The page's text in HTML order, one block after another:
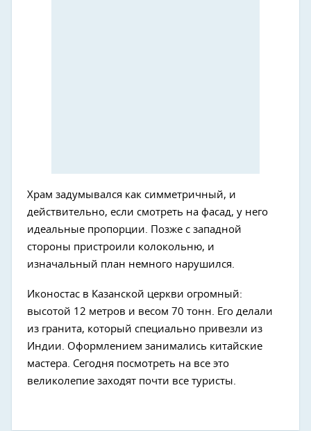
Храм задумывался как симметричный, и
действительно, если смотреть на фасад, у него
идеальные пропорции. Позже с западной
стороны пристроили колокольню, и
изначальный план немного нарушился.
Иконостас в Казанской церкви огромный:
высотой 12 метров и весом 70 тонн. Его делали
из гранита, который специально привезли из
Индии. Оформлением занимались китайские
мастера. Сегодня посмотреть на все это
великолепие заходят почти все туристы.